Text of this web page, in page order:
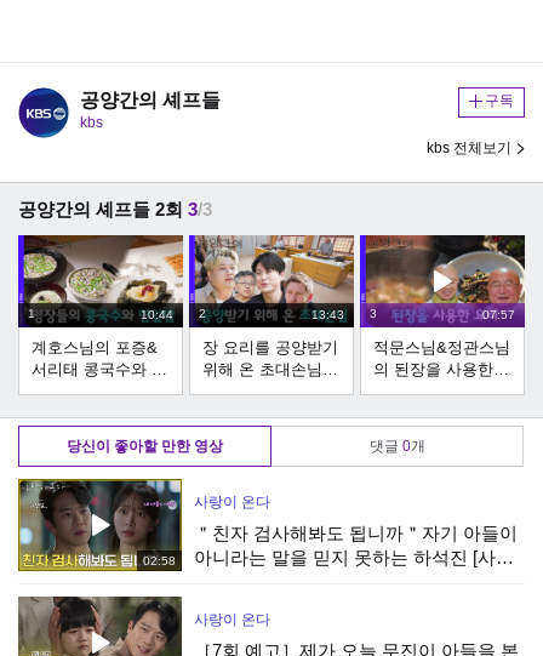
공양간의 셰프들
kbs
구독
kbs 전체보기
공양간의 셰프들 2회 3/3
1 10:44
계호스님의 포증&
서리태 콩국수와 대
안스님의 연잎밥&
우엉전 | KBS
260315 방송
2 13:43
장 요리를 공양받기
위해 온 초대손님들
| KBS 260315 방송
3 07:57
적문스님&정관스님
의 된장을 사용한
요리 | KBS 260315
방송
당신이 좋아할 만한 영상 댓글 0개
02:58
사랑이 온다
＂친자 검사해봐도 됩니까＂자기 아들이
아니라는 말을 믿지 못하는 하석진 [사랑
사랑이 온다
［7회 예고］제가 오늘 무진이 아들을 본